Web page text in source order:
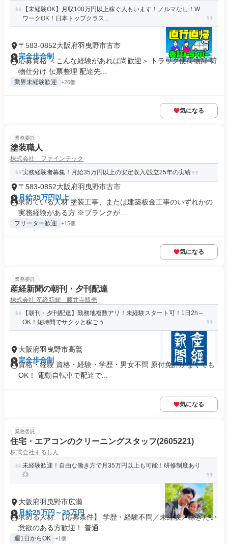
【未経験OK】月収100万円以上稼ぐ人もいます！ノルマなし！W
ワークOK！日本トップクラス...
〒583-0852大阪府羽曳野市古市
完全歩合制
応募資格 ＜こんな経験があれば尚歓迎＞ トラック便荷物卸 荷
物仕分け 伝票整理 配達先...
業界未経験歓迎 +26個
気になる
業務委託
塗装職人
株式会社 ファインテック
実務経験者募集！月給35万円以上の安定収入/設立25年の実績
〒583-0852大阪府羽曳野市古市
月給35万円以上
求めている人材 塗装工事、または建築板金工事のいずれかの
実務経験がある方 ※ブランクが...
フリーター歓迎 +15個
気になる
業務委託
産経新聞の朝刊・夕刊配達
株式会社 産経新聞 藤井寺販売
【朝刊・夕刊配達】勤務地複数アリ！未経験スタート可！1日2h～
OK！短時間でサクッと稼ごう...
大阪府羽曳野市高鷲
完全歩合制
資格・経験 資格・経験・学歴・男女不問 原付免許がなくても
OK！ 電動自転車で配達で...
気になる
業務委託
住宅・エアコンのクリーニングスタッフ(2605221)
株式会社まるしん
未経験歓迎！自由な働き方で月35万円以上も可能！研修制度あり
◎
大阪府羽曳野市広瀬
月給25万円～35万円
求める人材: 【応募条件】 学歴・経験不問／未経験／稼ぎたい
意欲のある方歓迎！ 普通...
週1日からOK +1個